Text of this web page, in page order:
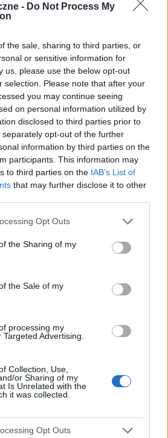
- Do Not Process My
the sale, sharing to third parties, or
or sensitive information for
us, please use the below opt-out
selection. Please note that after your
you may continue seeing
on personal information utilized by
disclosed to third parties prior to
opt-out of the further
information by third parties on the
participants. This information may
to third parties on the IAB’s List of
that may further disclose it to other
Opt Outs
the Sharing of my
the Sale of my
processing my
Advertising.
Collection, Use,
or Sharing of my
Is Unrelated with the
it was collected.
Opt Outs
INNE TEMATY
portalowe
opinię!
jako Redakcja Serwisu poznać
tworzonych przez nas treści:
pochodzących spod pióra
medycznych. ...
portalowe
na broń
15 lat f92 i f60,zakonczyłem